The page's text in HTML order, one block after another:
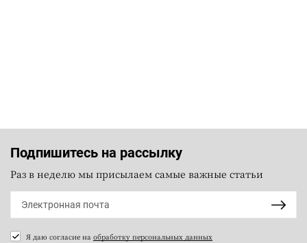
Подпишитесь на рассылку
Раз в неделю мы присылаем самые важные статьи
Я даю согласие на обработку персональных данных